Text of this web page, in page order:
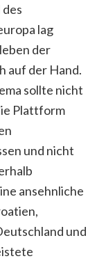
lag
der
auf der Hand.
sollte nicht
Plattform
und nicht
ansehnliche
und